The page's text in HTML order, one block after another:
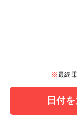
最終
日付